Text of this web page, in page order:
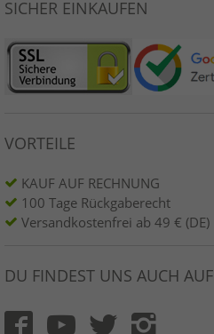
SICHER EINKAUFEN
VORTEILE
KAUF AUF RECHNUNG
100 Tage Rückgaberecht
Versandkostenfrei ab 49 € (DE)
DU FINDEST UNS AUCH AUF